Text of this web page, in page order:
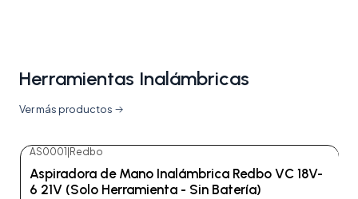
Herramientas Inalámbricas
Ver más productos
AS0001 Redbo
Aspiradora de Mano Inalámbrica Redbo VC 18V-
6 21V (Solo Herramienta - Sin Batería)